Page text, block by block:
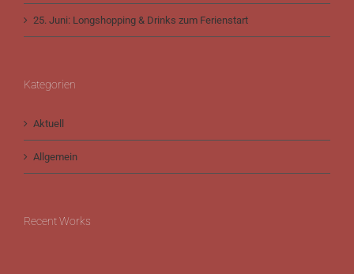
25. Juni: Longshopping & Drinks zum Ferienstart
Kategorien
Aktuell
Allgemein
Recent Works